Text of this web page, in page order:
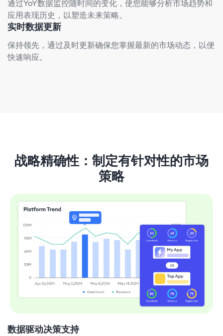
通过YoY数据监控随时间的变化，使您能够分析市场趋势和
应用表现历史，以塑造未来策略。
实时数据更新
保持领先，通过及时更新确保您掌握最新的市场动态，以便
快速响应。
战略精确性：制定有针对性的市场
策略
数据驱动决策支持